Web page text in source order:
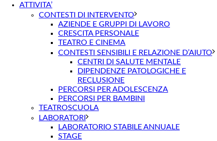
ATTIVITA’
CONTESTI DI INTERVENTO
AZIENDE E GRUPPI DI LAVORO
CRESCITA PERSONALE
TEATRO E CINEMA
CONTESTI SENSIBILI E RELAZIONE D’AIUTO
CENTRI DI SALUTE MENTALE
DIPENDENZE PATOLOGICHE E
RECLUSIONE
PERCORSI PER ADOLESCENZA
PERCORSI PER BAMBINI
TEATROSCUOLA
LABORATORI
LABORATORIO STABILE ANNUALE
STAGE